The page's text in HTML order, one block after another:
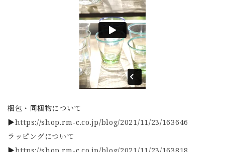
梱包・同梱物について
▶https://shop.rm-c.co.jp/blog/2021/11/23/163646
ラッピングについて
▶https://shop.rm-c.co.jp/blog/2021/11/23/163818